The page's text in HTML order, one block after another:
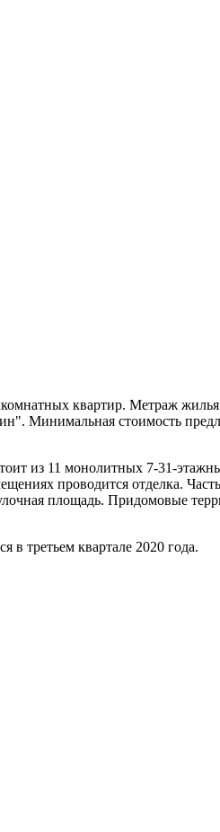
квартир. Метраж
Минимальная стоимость
из 11 монолитных 7-31-
проводится отделка.
площадь. Придомовые
в третьем квартале 2020 года.